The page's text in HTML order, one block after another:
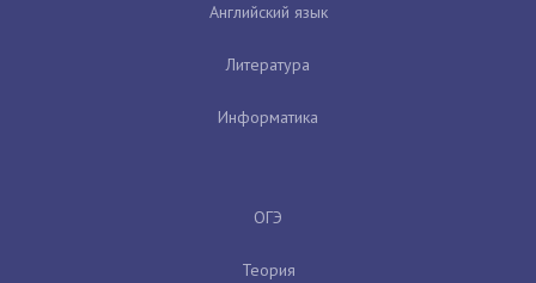
Английский язык
Литература
Информатика
ОГЭ
Теория